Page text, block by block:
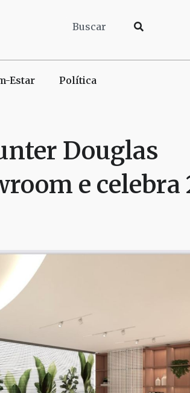
Estar Política
Douglas
e celebra